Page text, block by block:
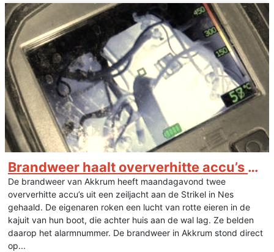
Brandweer haalt oververhitte accu’s uit boot
De brandweer van Akkrum heeft maandagavond twee
oververhitte accu’s uit een zeiljacht aan de Strikel in Nes
gehaald. De eigenaren roken een lucht van rotte eieren in de
kajuit van hun boot, die achter huis aan de wal lag. Ze belden
daarop het alarmnummer. De brandweer in Akkrum stond direct
op...